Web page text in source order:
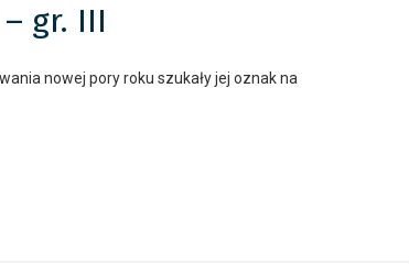
gr. III
nowej pory roku szukały jej oznak na